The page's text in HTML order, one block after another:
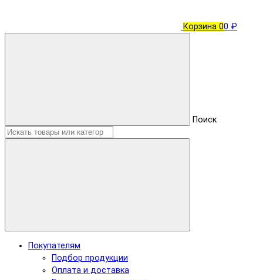
Корзина 00 ₽
Поиск
Покупателям
Подбор продукции
Оплата и доставка